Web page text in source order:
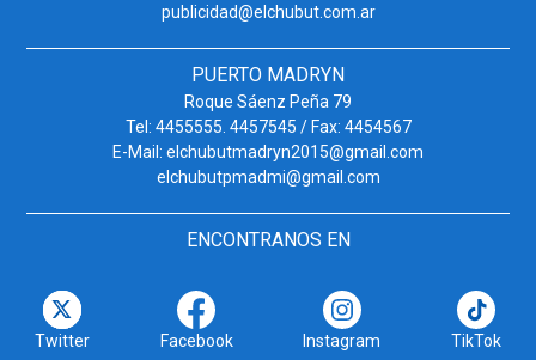
publicidad@elchubut.com.ar
PUERTO MADRYN
Roque Sáenz Peña 79
Tel: 4455555. 4457545 / Fax: 4454567
E-Mail: elchubutmadryn2015@gmail.com
elchubutpmadmi@gmail.com
ENCONTRANOS EN
Twitter Facebook Instagram TikTok